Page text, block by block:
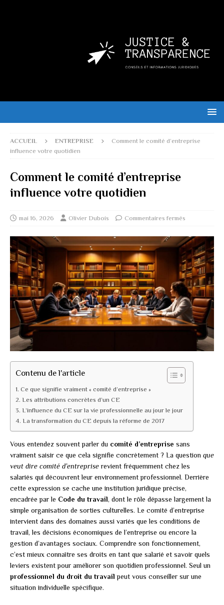
ACCUEIL ENTREPRISE
Comment le comité d’entreprise
influence votre quotidien
Comment le comité d’entreprise
influence votre quotidien
mai 16, 2026 Olivier Dubois Commentaires fermés
Contenu de l'article
Ce que signifie vraiment « comité d’entreprise »
Les attributions concrètes d’un CE
L’influence du CE sur la vie professionnelle au jour le jour
La transformation du CE depuis la réforme de 2017
Vous entendez souvent parler du comité d’entreprise sans
vraiment saisir ce que cela signifie concrètement ? La question que
veut dire comité d’entrepriserevient fréquemment chez les
salariés qui découvrent leur environnement professionnel. Derrière
cette expression se cache une institution juridique précise,
encadrée par le Code du travail, dont le rôle dépasse largement la
simple organisation de sorties culturelles. Le comité d’entreprise
intervient dans des domaines aussi variés que les conditions de
travail, les décisions économiques de l’entreprise ou encore la
gestion d’avantages sociaux. Comprendre son fonctionnement,
c’est mieux connaître ses droits en tant que salarié et savoir quels
leviers existent pour améliorer son quotidien professionnel. Seul un
professionnel du droit du travail peut vous conseiller sur une
situation individuelle spécifique.